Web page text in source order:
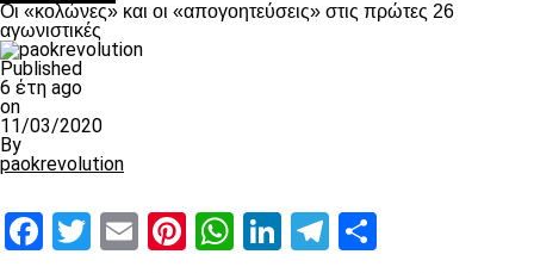
Οι «κολώνες» και οι «απογοητεύσεις» στις πρώτες 26
αγωνιστικές
Published
6 έτη ago
on
11/03/2020
By
paokrevolution
Facebook
Twitter
EmailPinterest
WhatsApp
LinkedIn
Telegram